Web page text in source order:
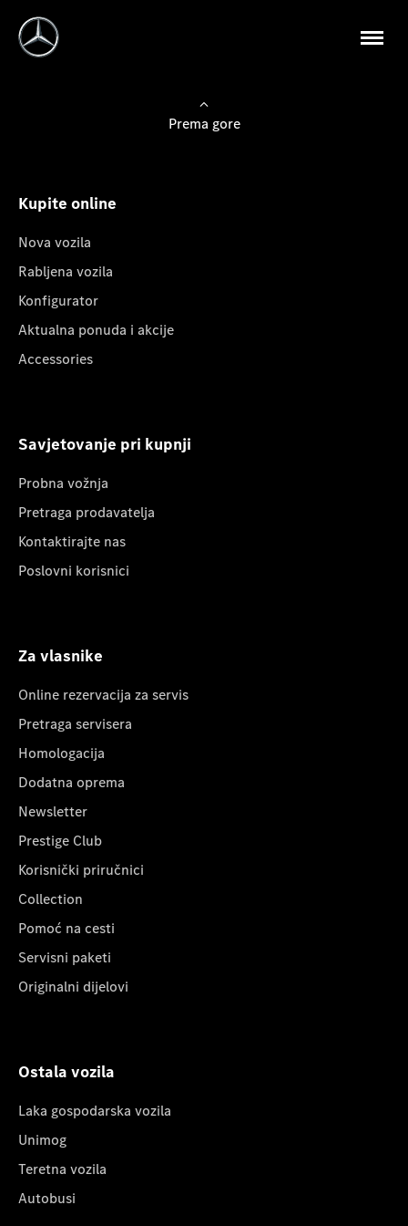
Prema gore
Kupite online
Nova vozila
Rabljena vozila
Konfigurator
Aktualna ponuda i akcije
Accessories
Savjetovanje pri kupnji
Probna vožnja
Pretraga prodavatelja
Kontaktirajte nas
Poslovni korisnici
Za vlasnike
Online rezervacija za servis
Pretraga servisera
Homologacija
Dodatna oprema
Newsletter
Prestige Club
Korisnički priručnici
Collection
Pomoć na cesti
Servisni paketi
Originalni dijelovi
Ostala vozila
Laka gospodarska vozila
Unimog
Teretna vozila
Autobusi